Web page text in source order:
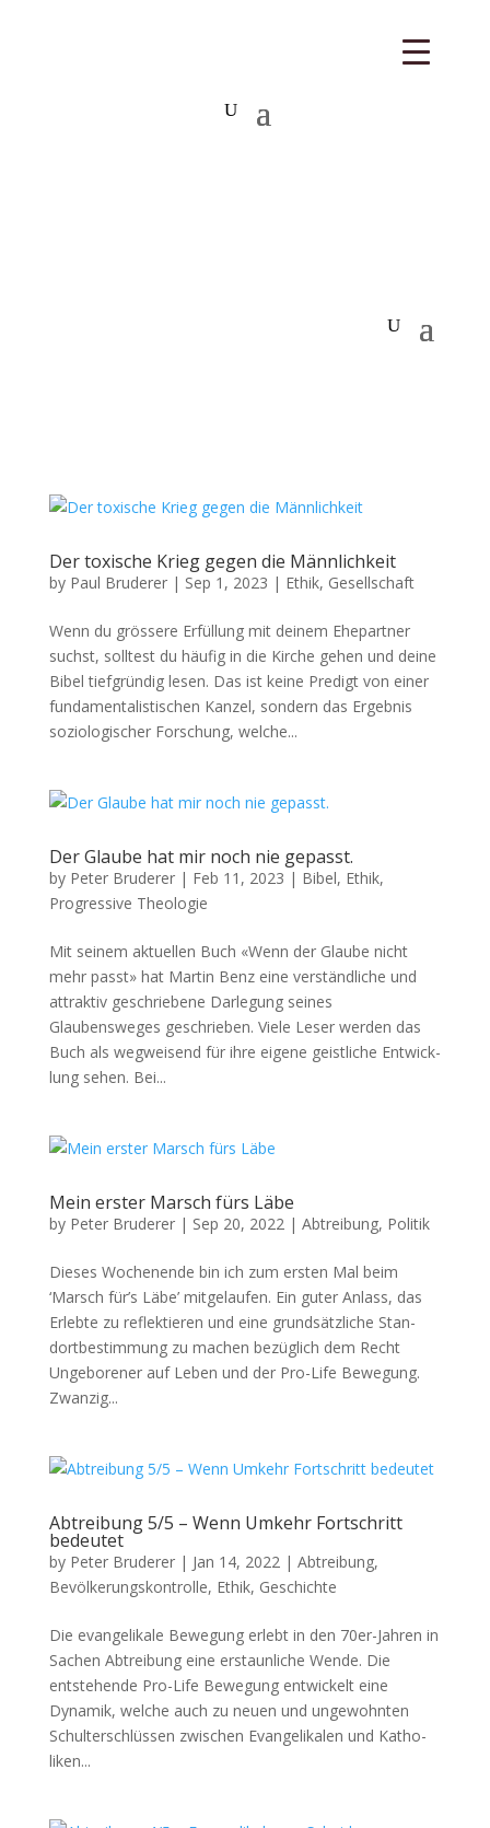
Der toxische Krieg gegen die Männlichkeit
by Paul Bruderer| Sep 1, 2023 | Ethik, Gesellschaft
Wenn du grössere Erfül­lung mit deinem Ehep­art­ner
suchst, soll­test du häu­fig in die Kirche gehen und deine
Bibel tief­gründig lesen. Das ist keine Predigt von ein­er
fun­da­men­tal­is­tis­chen Kanzel, son­dern das Ergeb­nis
sozi­ol­o­gis­ch­er Forschung, welche...
Der Glaube hat mir noch nie gepasst.
by Peter Bruderer| Feb 11, 2023 | Bibel, Ethik,
Progressive Theologie
Mit seinem aktuellen Buch «Wenn der Glaube nicht
mehr passt» hat Mar­tin Benz eine ver­ständliche und
attrak­tiv geschriebene Dar­legung seines
Glaubensweges geschrieben. Viele Leser wer­den das
Buch als weg­weisend für ihre eigene geistliche Entwick­
lung sehen. Bei...
Mein erster Marsch fürs Läbe
by Peter Bruderer| Sep 20, 2022| Abtreibung, Politik
Dieses Woch­enende bin ich zum ersten Mal beim
‘Marsch für’s Läbe’ mit­ge­laufen. Ein guter Anlass, das
Erlebte zu reflek­tieren und eine grund­sät­zliche Stan­
dortbes­tim­mung zu machen bezüglich dem Recht
Unge­boren­er auf Leben und der Pro-Life Bewe­gung.
Zwanzig...
Abtreibung 5/5 – Wenn Umkehr Fortschritt
bedeutet
by Peter Bruderer| Jan 14, 2022| Abtreibung,
Bevölkerungskontrolle, Ethik, Geschichte
Die evan­ge­likale Bewe­gung erlebt in den 70er-Jahren in
Sachen Abtrei­bung eine erstaunliche Wende. Die
entste­hende Pro-Life Bewe­gung entwick­elt eine
Dynamik, welche auch zu neuen und unge­wohn­ten
Schul­ter­schlüssen zwis­chen Evan­ge­likalen und Katho­
liken...